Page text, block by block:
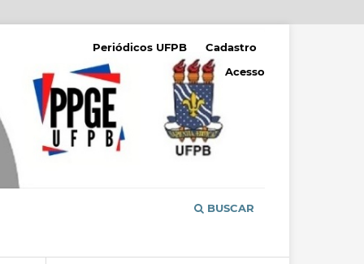
BUSCAR
Periódicos UFPB
Cadastro
Acesso